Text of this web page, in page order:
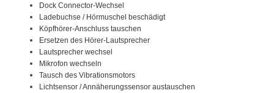
Dock Connector-Wechsel
Ladebuchse / Hörmuschel beschädigt
Köpfhörer-Anschluss tauschen
Ersetzen des Hörer-Lautsprecher
Lautsprecher wechsel
Mikrofon wechseln
Tausch des Vibrationsmotors
Lichtsensor / Annäherungssensor austauschen